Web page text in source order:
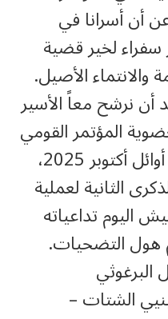
أن أسرانا في
لخير قضية
الأصيل.
أن نرشح معاً الأسير
المؤتمر القومي
العربي لدورته القادمة في أوائل أكتوبر 2025،
الثانية لعملية
اليوم تداعياته
هول التضحيات.
البرغوثي
الشتات –